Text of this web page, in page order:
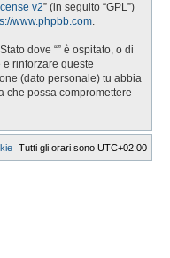
v2” (in seguito “GPL”)
www.phpbb.com.
dove “” è ospitato, o di
rinforzare queste
(dato personale) tu abbia
che possa compromettere
Tutti gli orari sono UTC+02:00